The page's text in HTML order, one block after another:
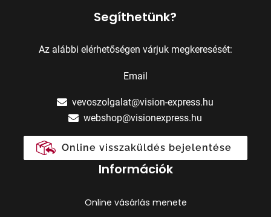
Segíthetünk?
Az alábbi elérhetőségen várjuk megkeresését:
Email
vevoszolgalat@vision-express.hu
webshop@visionexpress.hu
Online visszaküldés bejelentése
Információk
Online vásárlás menete